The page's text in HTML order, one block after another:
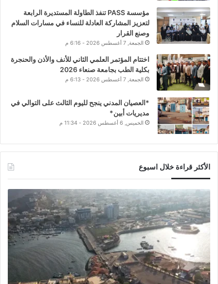
مؤسسة PASS تنفذ الطاولة المستديرة الرابعة
لتعزيز المشاركة العادلة للنساء في مسارات السلام
وصنع القرار
الجمعة, 7 أغسطس 2026 - 6:16 م
اختتام المؤتمر العلمي الثاني للأنف والأذن والحنجرة
بكلية الطب بجامعة صنعاء 2026
الجمعة, 7 أغسطس 2026 - 6:13 م
*العصيان المدني ينجح لليوم الثالث على التوالي في
مديريات أبين*
الخميس, 6 أغسطس 2026 - 11:34 م
الأكثر قراءة خلال اسبوع